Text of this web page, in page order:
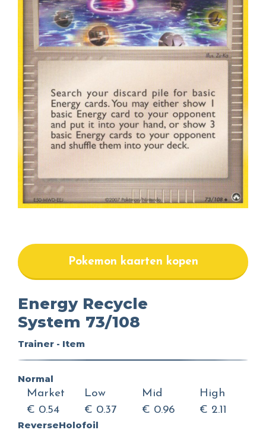
Pokemon kaarten kopen
Energy Recycle
System 73/108
Trainer - Item
Normal
Market
€ 0.54
Low
€ 0.37
Mid
€ 0.96
High
€ 2.11
ReverseHolofoil